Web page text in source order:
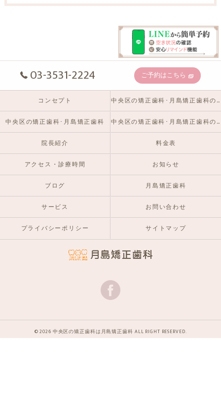
03-3531-2224 ご予約はこちら
コンセプト 中央区の矯正歯科･月島矯正歯科の口コミ情報
中央区の矯正歯科･月島矯正歯科 中央区の矯正歯科･月島矯正歯科のお客様の声
院長紹介 料金表
アクセス・診療時間 お知らせ
ブログ 月島矯正歯科
サービス お問い合わせ
プライバシーポリシー サイトマップ
© 2026 中央区の矯正歯科は月島矯正歯科 ALL RIGHT RESERVED.